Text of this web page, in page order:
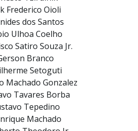
Frederico Oioli
dos Santos
Ulhoa Coelho
Satiro Souza Jr.
Branco
Setoguti
Machado Gonzalez
Tavares Borba
Tepedino
Machado